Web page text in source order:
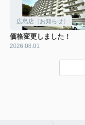
広島店（お知らせ）
価格変更しました！
2026.08.01